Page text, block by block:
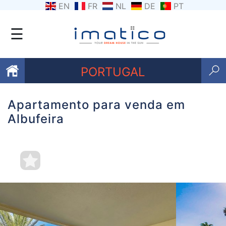
EN FR NL DE PT
☰
PORTUGAL
Favoritos
Contacte-
nos
Termos
e
Apartamento para venda em
Albufeira